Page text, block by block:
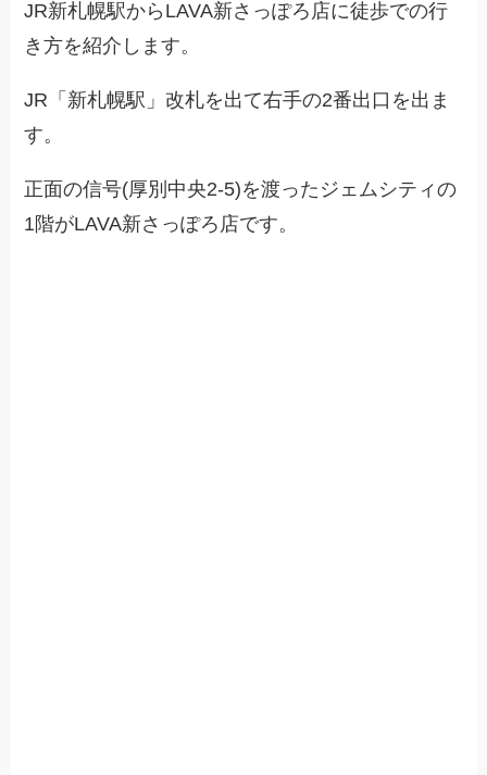
JR新札幌駅からLAVA新さっぽろ店に徒歩での行
き方を紹介します。
JR「新札幌駅」改札を出て右手の2番出口を出ま
す。
正面の信号(厚別中央2-5)を渡ったジェムシティの
1階がLAVA新さっぽろ店です。